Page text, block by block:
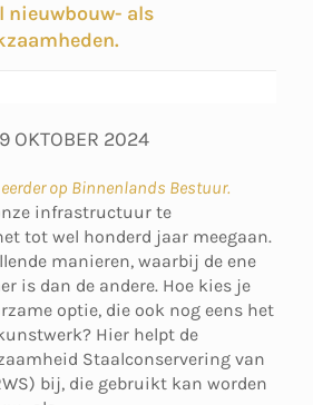
nieuwbouw- als
9 OKTOBER 2024
op Binnenlands Bestuur.
infrastructuur te
tot wel honderd jaar meegaan.
manieren, waarbij de ene
is dan de andere. Hoe kies je
optie, die ook nog eens het
Hier helpt de
Staalconservering van
bij, die gebruikt kan worden